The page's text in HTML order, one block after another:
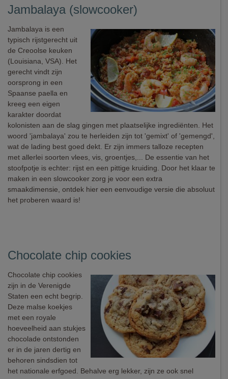
Jambalaya (slowcooker)
Jambalaya is een
typisch rijstgerecht uit
de Creoolse keuken
(Louisiana, VSA). Het
gerecht vindt zijn
oorsprong in een
Spaanse paella en
kreeg een eigen
karakter doordat
kolonisten aan de slag gingen met plaatselijke ingrediënten. Het
woord 'jambalaya' zou te herleiden zijn tot 'gemixt' of 'gemengd',
wat de lading best goed dekt. Er zijn immers talloze recepten
met allerlei soorten vlees, vis, groentjes,... De essentie van het
stoofpotje is echter: rijst en een pittige kruiding. Door het klaar te
maken in een slowcooker zorg je voor een extra
smaakdimensie, ontdek hier een eenvoudige versie die absoluut
het proberen waard is!
Chocolate chip cookies
Chocolate chip cookies
zijn in de Verenigde
Staten een echt begrip.
Deze malse koekjes
met een royale
hoeveelheid aan stukjes
chocolade ontstonden
er in de jaren dertig en
behoren sindsdien tot
het nationale erfgoed. Behalve erg lekker, zijn ze ook snel